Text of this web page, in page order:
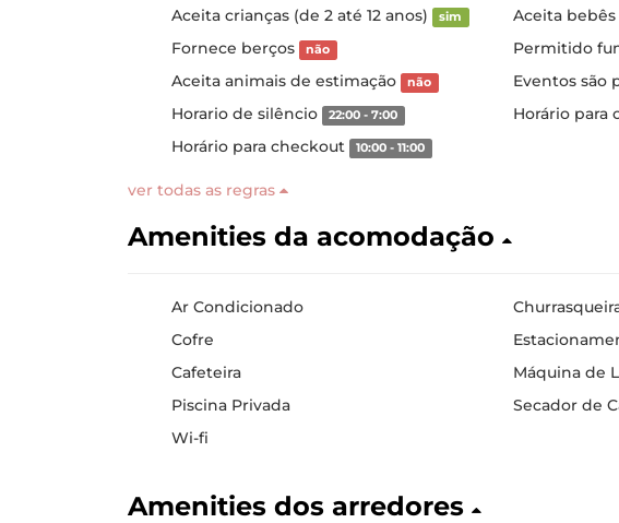
Aceita crianças (de 2 até 12 anos) sim Aceita bebês
Fornece berços não Permitido
Aceita animais de estimação não Eventos são
Horario de silêncio 22:00 - 7:00 Horário para
Horário para checkout 10:00 - 11:00
ver todas as regras
Amenities da acomodação
Ar Condicionado
Cofre
Cafeteira
Máquina de
Piscina Privada
Secador de
Wi-fi
Amenities dos arredores